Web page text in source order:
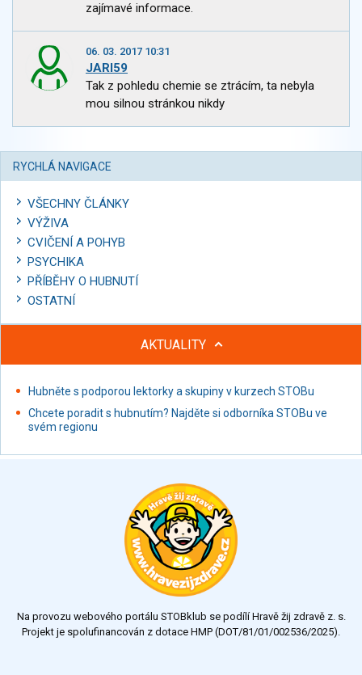
zajímavé informace.
06. 03. 2017 10:31
JARI59
Tak z pohledu chemie se ztrácím, ta nebyla
mou silnou stránkou nikdy
RYCHLÁ NAVIGACE
VŠECHNY ČLÁNKY
VÝŽIVA
CVIČENÍ A POHYB
PSYCHIKA
PŘÍBĚHY O HUBNUTÍ
OSTATNÍ
AKTUALITY
Hubněte s podporou lektorky a skupiny v kurzech STOBu
Chcete poradit s hubnutím? Najděte si odborníka STOBu ve
svém regionu
Na provozu webového portálu STOBklub se podílí Hravě žij zdravě z. s.
Projekt je spolufinancován z dotace HMP (DOT/81/01/002536/2025).